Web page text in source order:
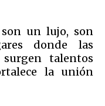
son un lujo, son
donde las
talentos
la unión